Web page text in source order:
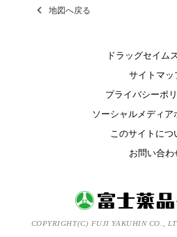
地図へ戻る
ドラッグセイム
サイトマッ
プライバシーポ
ソーシャルメディア
このサイトにつ
お問い合わ
COPYRIGHT(C) FUJI YAKUHIN CO.,